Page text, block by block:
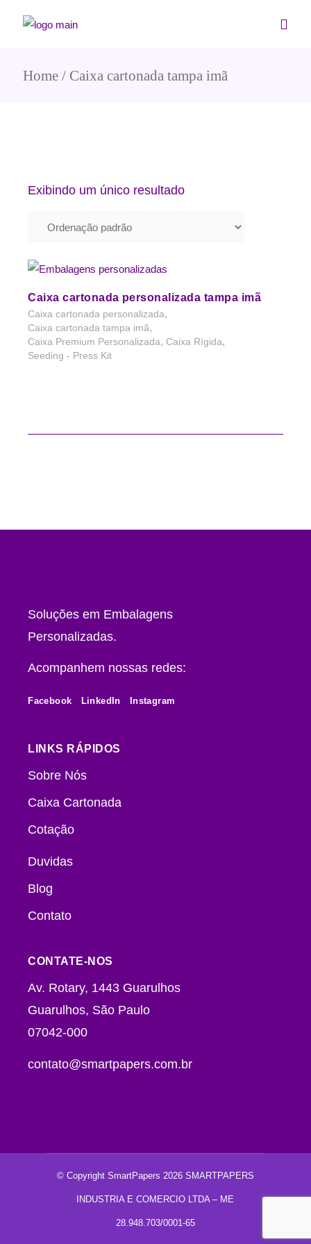
Home Caixa cartonada tampa imã
Exibindo um único resultado
Caixa cartonada personalizada tampa imã
Caixa cartonada personalizada,
Caixa cartonada tampa imã,
Caixa Premium Personalizada, Caixa Rígida,
Seeding - Press Kit
Soluções em Embalagens
Personalizadas.
Acompanhem nossas redes:
Facebook LinkedIn Instagram
LINKS RÁPIDOS
Sobre Nós
Caixa Cartonada
Cotação
Duvidas
Blog
Contato
CONTATE-NOS
Av. Rotary, 1443 Guarulhos
Guarulhos, São Paulo
07042-000
contato@smartpapers.com.br
© Copyright SmartPapers 2026 SMARTPAPERS
INDUSTRIA E COMERCIO LTDA – ME
28.948.703/0001-65